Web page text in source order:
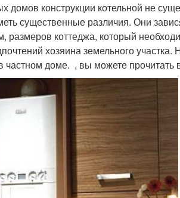
домов конструкции котельной не
существенные различия. Они
коттеджа, который
хозяина земельного участка.
доме. , вы можете прочитать